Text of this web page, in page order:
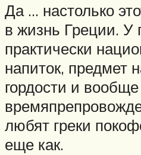
Да … настолько
в жизнь Греции. У
практически
напиток, предмет
гордости и
любят греки
еще как.